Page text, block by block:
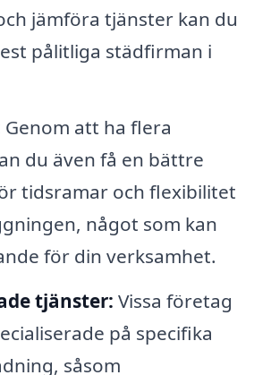
jämföra tjänster kan du
pålitliga städfirman i
Genom att ha flera
du även få en bättre
tidsramar och flexibilitet
något som kan
för din verksamhet.
tjänster: Vissa företag
på specifika
såsom